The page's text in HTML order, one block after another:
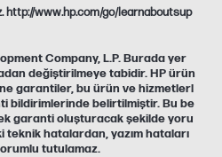
http://www.hp.com/go/learnaboutsup
Company, L.P. Burada yer
değiştirilmeye tabidir. HP ürün
garantiler, bu ürün ve hizmetlerl
bildirimlerinde belirtilmiştir. Bu be
garanti oluşturacak şekilde yoru
teknik hatalardan, yazım hataları
tutulamaz.